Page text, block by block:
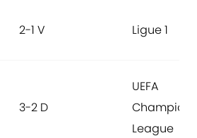
2-1 V Ligue 1
3-2 D
UEFA
Champions
League